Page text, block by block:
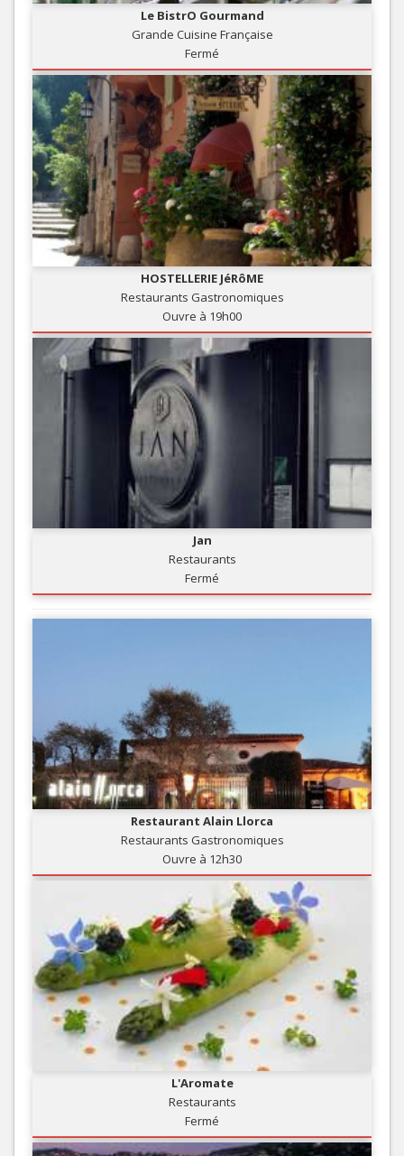
Le BistrO Gourmand
Grande Cuisine Française
Fermé
HOSTELLERIE JéRôME
Restaurants Gastronomiques
Ouvre à 19h00
Jan
Restaurants
Fermé
Restaurant Alain Llorca
Restaurants Gastronomiques
Ouvre à 12h30
L'Aromate
Restaurants
Fermé